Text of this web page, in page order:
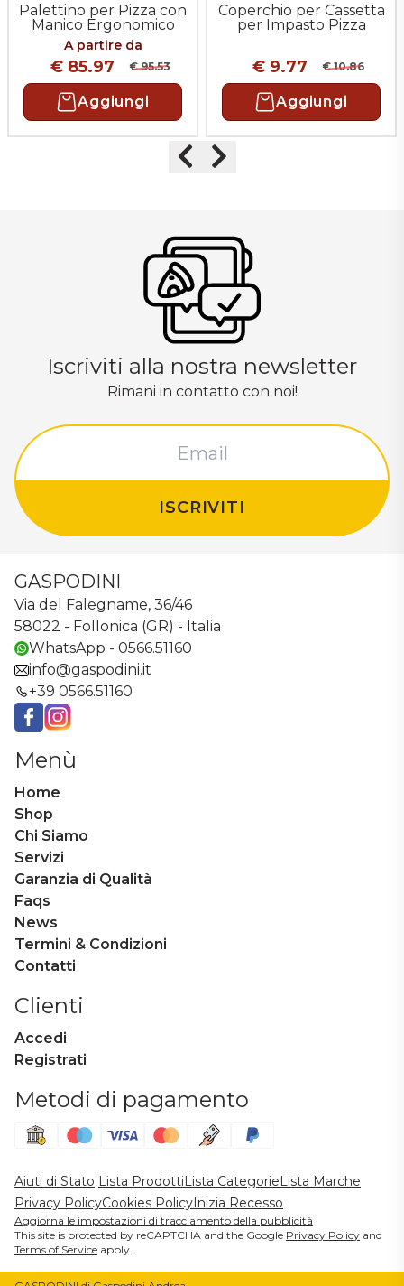
Palettino per Pizza con
Manico Ergonomico
Saldato
A partire da
€ 85.97 € 95.53
Aggiungi
Coperchio per Cassetta
per Impasto Pizza
€ 9.77 € 10.86
Aggiungi
Iscriviti alla nostra newsletter
Rimani in contatto con noi!
ISCRIVITI
GASPODINI
Via del Falegname, 36/46
58022 - Follonica (GR) - Italia
WhatsApp - 0566.51160
info@gaspodini.it
+39 0566.51160
Menù
Home
Shop
Chi Siamo
Servizi
Garanzia di Qualità
Faqs
News
Termini & Condizioni
Contatti
Clienti
Accedi
Registrati
Metodi di pagamento
Aiuti di Stato Lista ProdottiLista CategorieLista Marche
Privacy PolicyCookies PolicyInizia Recesso
Aggiorna le impostazioni di tracciamento della pubblicità
This site is protected by reCAPTCHA and the Google Privacy Policy and
Terms of Service apply.